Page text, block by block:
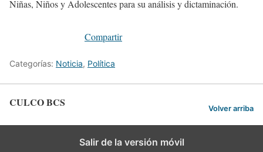
Niñas, Niños y Adolescentes para su análisis y dictaminación.
Compartir
Categorías: Noticia, Política
CULCO BCS Volver arriba
Salir de la versión móvil